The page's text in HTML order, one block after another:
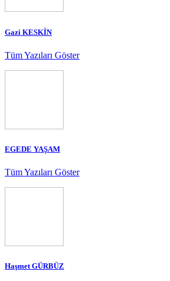
Gazi KESKİN
Tüm Yazıları Göster
EGEDE YAŞAM
Tüm Yazıları Göster
Haşmet GÜRBÜZ